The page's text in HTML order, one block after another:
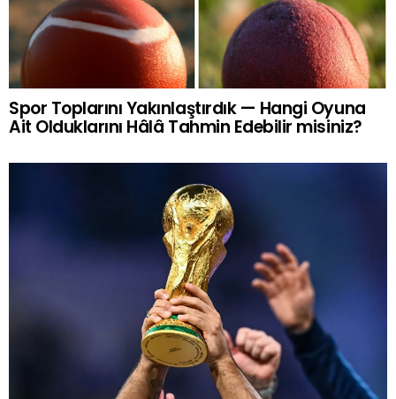
Spor Toplarını Yakınlaştırdık — Hangi Oyuna
Ait Olduklarını Hâlâ Tahmin Edebilir misiniz?